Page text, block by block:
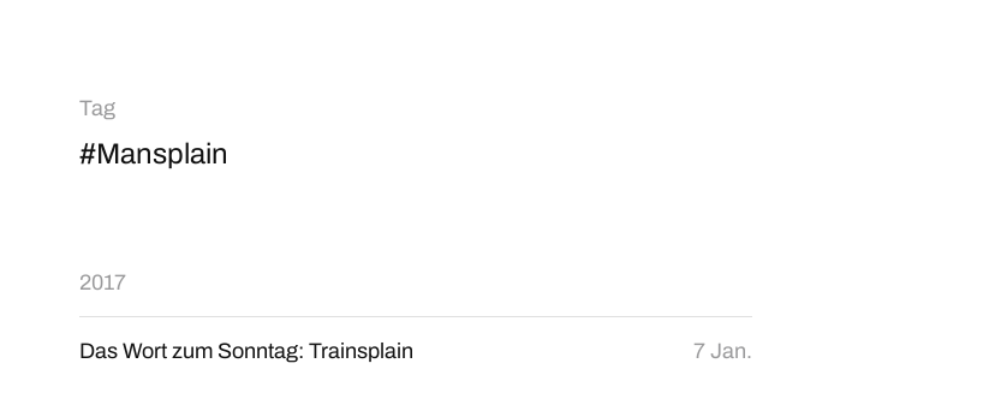
Tag
#Mansplain
2017
Das Wort zum Sonntag: Trainsplain 7 Jan.